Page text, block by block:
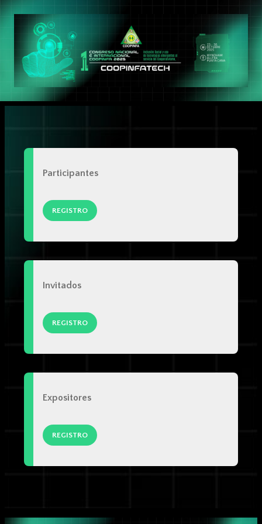
REGISTRO
Participantes
REGISTRO
Invitados
REGISTRO
Expositores